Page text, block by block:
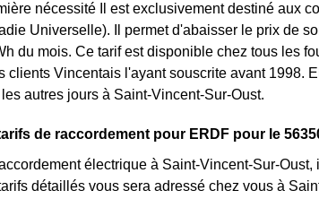
nécessité Il est exclusivement destiné aux
Universelle). Il permet d'abaisser le prix de
du mois. Ce tarif est disponible chez tous les
clients Vincentais l'ayant souscrite avant 1998.
autres jours à Saint-Vincent-Sur-Oust.
de raccordement pour ERDF pour le
électrique à Saint-Vincent-Sur-
détaillés vous sera adressé chez vous à